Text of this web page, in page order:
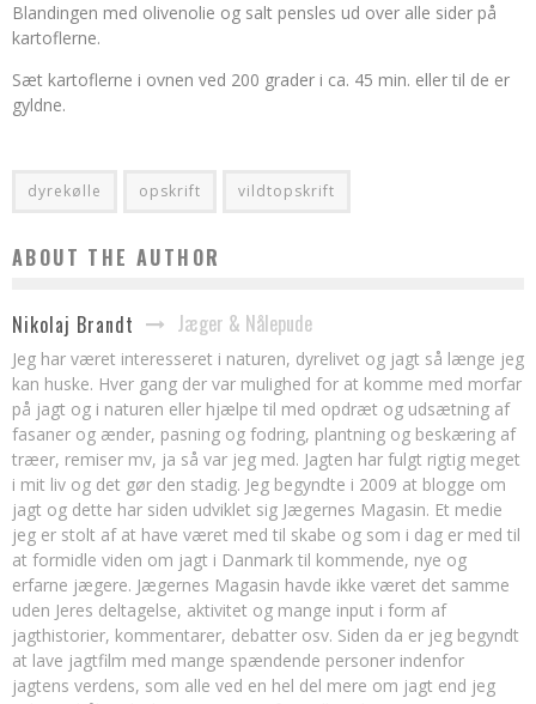
Blandingen med olivenolie og salt pensles ud over alle sider på
kartoflerne.
Sæt kartoflerne i ovnen ved 200 grader i ca. 45 min. eller til de er
gyldne.
dyrekølle opskrift vildtopskrift
ABOUT THE AUTHOR
Nikolaj Brandt Jæger & Nålepude
Jeg har været interesseret i naturen, dyrelivet og jagt så længe jeg
kan huske. Hver gang der var mulighed for at komme med morfar
på jagt og i naturen eller hjælpe til med opdræt og udsætning af
fasaner og ænder, pasning og fodring, plantning og beskæring af
træer, remiser mv, ja så var jeg med. Jagten har fulgt rigtig meget
i mit liv og det gør den stadig. Jeg begyndte i 2009 at blogge om
jagt og dette har siden udviklet sig Jægernes Magasin. Et medie
jeg er stolt af at have været med til skabe og som i dag er med til
at formidle viden om jagt i Danmark til kommende, nye og
erfarne jægere. Jægernes Magasin havde ikke været det samme
uden Jeres deltagelse, aktivitet og mange input i form af
jagthistorier, kommentarer, debatter osv. Siden da er jeg begyndt
at lave jagtfilm med mange spændende personer indenfor
jagtens verdens, som alle ved en hel del mere om jagt end jeg